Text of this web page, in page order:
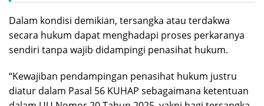
Dalam kondisi demikian, tersangka atau terdakwa
secara hukum dapat menghadapi proses perkaranya
sendiri tanpa wajib didampingi penasihat hukum.
“Kewajiban pendampingan penasihat hukum justru
diatur dalam Pasal 56 KUHAP sebagaimana ketentuan